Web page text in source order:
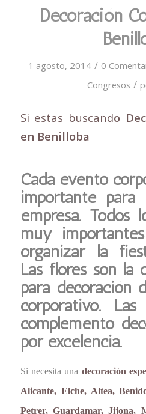
Decoración
1 agosto, 2014 / 0
Congresos /
Si estas buscando
en Benilloba
Cada evento
importante
empresa. Todos
muy
organizar la
Las flores son la
para decoración
corporativo.
complemento
por excelencia.
Si necesita una decoración
Alicante, Elche, Altea,
Petrer, Guardamar, Jijona,